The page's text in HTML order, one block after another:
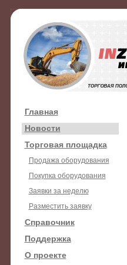
Главная
Новости
Торговая площадка
Продажа оборудования
Покупка оборудования
Заявки за неделю
Разместить заявку
Справочник
Поддержка
О проекте